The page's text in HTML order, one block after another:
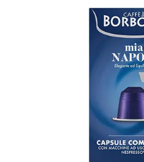
100 capsule in
compatibili con
Marchio
miscela Mia